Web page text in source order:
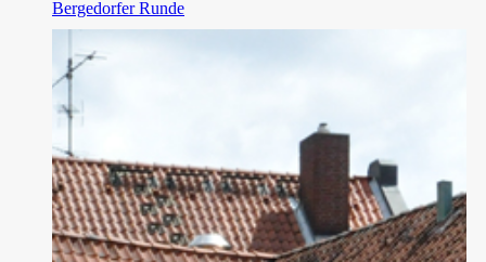
Bergedorfer Runde